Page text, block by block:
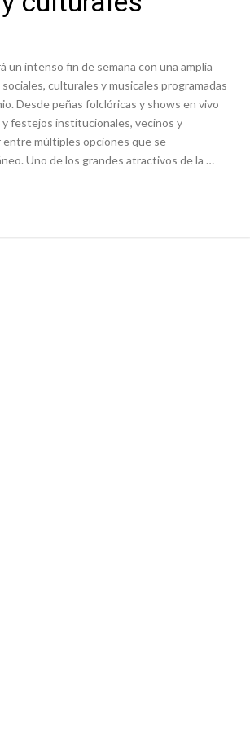
mayores
un intenso fin de semana con una amplia
culturales y musicales programadas
Desde peñas folclóricas y shows en vivo
y festejos institucionales, vecinos y
múltiples opciones que se
Uno de los grandes atractivos de la …